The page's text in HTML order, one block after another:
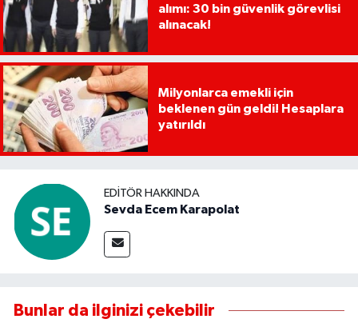
alımı: 30 bin güvenlik görevlisi
alınacak!
Milyonlarca emekli için
beklenen gün geldi! Hesaplara
yatırıldı
EDITÖR HAKKINDA
Sevda Ecem Karapolat
Bunlar da ilginizi çekebilir